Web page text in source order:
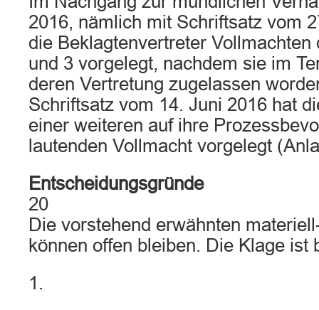
2016, nämlich mit Schriftsatz vom
die Beklagtenvertreter Vollmachten
und 3 vorgelegt, nachdem sie im
deren Vertretung zugelassen
Schriftsatz vom 14. Juni 2016 hat
einer weiteren auf ihre
lautenden Vollmacht vorgelegt
Entscheidungsgründe
20
Die vorstehend erwähnten
können offen bleiben. Die Klage ist
1.